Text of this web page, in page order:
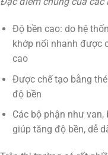
Độ bền cao: do hệ
khớp nối nhanh được
cao
Được chế tạo bằng
độ bền
Các bộ phận như
giúp tăng độ bền, dễ